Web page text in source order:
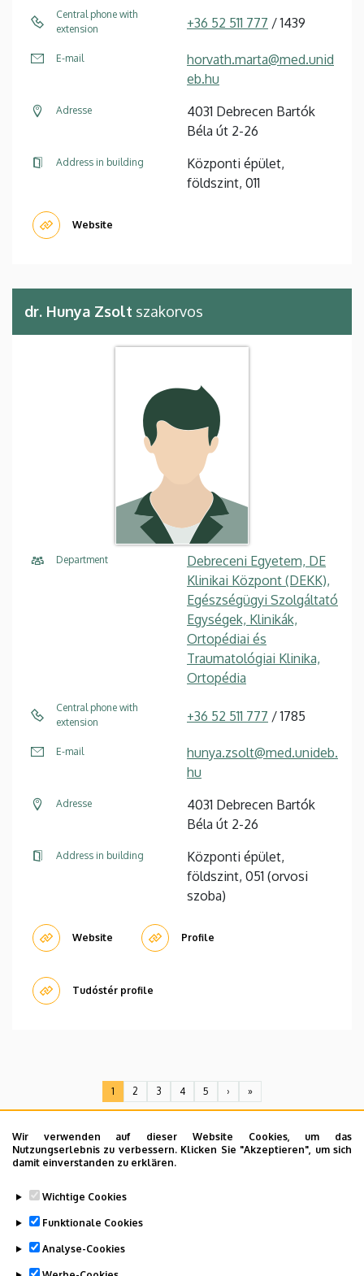
Wir verwenden auf dieser Website Cookies, um das
Nutzungserlebnis zu verbessern. Klicken Sie "Akzeptieren", um sich
damit einverstanden zu erklären.
Wichtige Cookies
Funktionale Cookies
Analyse-Cookies
Central phone with
extension
+36 52 511 777 / 1439
E-mail
horvath.marta@med.unid
eb.hu
Adresse
4031 Debrecen Bartók
Béla út 2-26
Address in building
Központi épület,
földszint, 011
Website
dr. Hunya Zsolt szakorvos
Department
Debreceni Egyetem, DE
Klinikai Központ (DEKK),
Egészségügyi Szolgáltató
Egységek, Klinikák,
Ortopédiai és
Traumatológiai Klinika,
Ortopédia
Central phone with
extension
+36 52 511 777 / 1785
E-mail
hunya.zsolt@med.unideb.
hu
Adresse
4031 Debrecen Bartók
Béla út 2-26
Address in building
Központi épület,
földszint, 051 (orvosi
szoba)
Website Profile
Tudóstér profile
Current
page
1
Seite
2
Seite
3
Seite
4
Seite
5
Next
page
›
Last
page
»
telefonkönyvében
DE telefonkönyvében